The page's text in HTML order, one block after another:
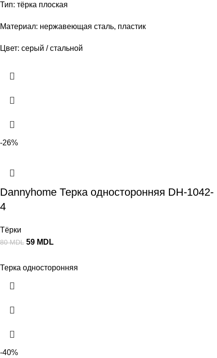
Тип: тёрка плоская
Материал: нержавеющая сталь, пластик
Цвет: серый / стальной
-26%
Dannyhome Терка односторонняя DH-1042-
4
Тёрки
80MDL 59 MDL
Терка односторонняя
-40%